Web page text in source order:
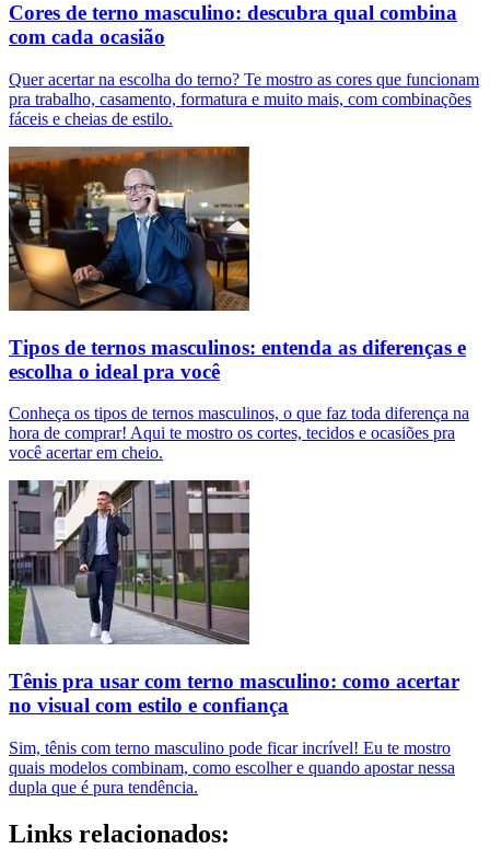
Cores de terno masculino: descubra qual combina
com cada ocasião
Quer acertar na escolha do terno? Te mostro as cores que funcionam
pra trabalho, casamento, formatura e muito mais, com combinações
fáceis e cheias de estilo.
Tipos de ternos masculinos: entenda as diferenças e
escolha o ideal pra você
Conheça os tipos de ternos masculinos, o que faz toda diferença na
hora de comprar! Aqui te mostro os cortes, tecidos e ocasiões pra
você acertar em cheio.
Tênis pra usar com terno masculino: como acertar
no visual com estilo e confiança
Sim, tênis com terno masculino pode ficar incrível! Eu te mostro
quais modelos combinam, como escolher e quando apostar nessa
dupla que é pura tendência.
Links relacionados: